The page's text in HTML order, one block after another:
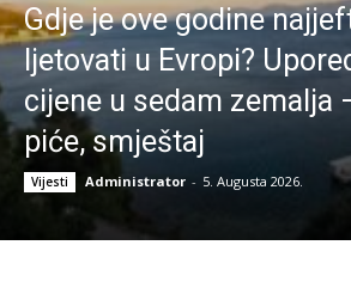
Gdje je ove godine
ljetovati u Evropi?
cijene u sedam zemalja
piće, smještaj
Vijesti Administrator - 5. Augusta 2026.